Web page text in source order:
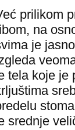
prilikom
na
je
tela koje je
srednje